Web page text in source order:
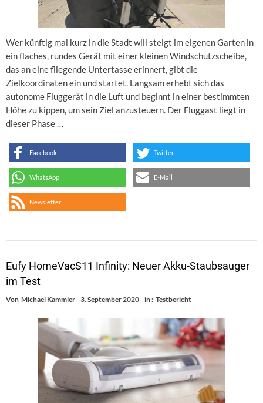
Wer künftig mal kurz in die Stadt will steigt im eigenen Garten in
ein flaches, rundes Gerät mit einer kleinen Windschutzscheibe,
das an eine fliegende Untertasse erinnert, gibt die
Zielkoordinaten ein und startet. Langsam erhebt sich das
autonome Fluggerät in die Luft und beginnt in einer bestimmten
Höhe zu kippen, um sein Ziel anzusteuern. Der Fluggast liegt in
dieser Phase …
Facebook Twitter
WhatsApp E-Mail
Newsletter
Eufy HomeVacS11 Infinity: Neuer Akku-Staubsauger
im Test
Von Michael Kammler 3. September 2020 in : Testbericht